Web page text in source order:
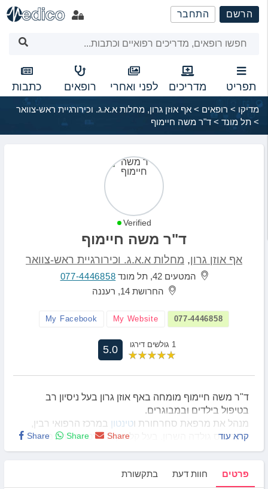
שִׂים
לֵב:
מַעֲרֶכֶת
נָגִישׁ
בִּקְלִיק
הַמְּסַיַּעַת
לִנְגִישׁוּת
הָאֲתָר.
הרשם התחבר
תפריט מדריכים לפני ואחרי רופאים כתבות
מדיקו > רופאים > אף אוזן גרון, מחלות א.א.ג. וכירורגיית ראש-צוואר
> תל מונד > ד"ר משה חיימוף
Verified
ד"ר משה חיימוף
אף אוזן גרון, מחלות א.א.ג. וכירורגיית ראש-צוואר
המטעים 42, תל מונד
077-4446858
החרושת 14, רעננה
077-4446858
My Website
My Facebook
1 גולשים דירגו 5.0
ד"ר משה חיימוף מומחה באף אוזן גרון בעל ניסיון רב
בטיפול בילדים ובמבוגרים.
מנהל את מרפאת סחרחורת וטינטון במרכז הרפואי רבין,
ובקמפוס גולדה השרון. בעל קליניקות פרטיות בתל מונד
ורעננה.
Share Share Share קרא עוד
פרטים חוות דעת בתקשורת